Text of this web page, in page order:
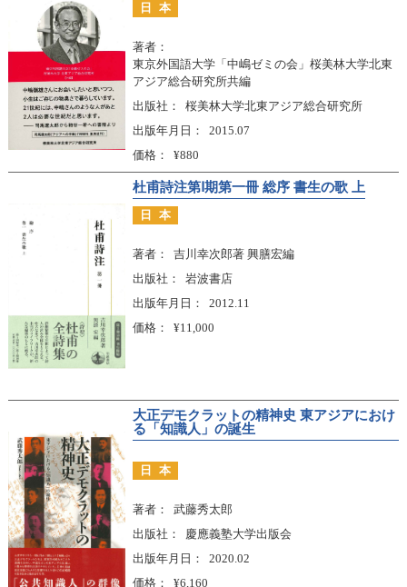
日本
著者
東京外国語大学「中嶋ゼミの会」桜美林大学北東
アジア総合研究所共編
出版社
桜美林大学北東アジア総合研究所
出版年月日
2015.07
価格
¥880
杜甫詩注第Ⅰ期第一冊 総序 書生の歌 上
日本
著者
吉川幸次郎著 興膳宏編
出版社
岩波書店
出版年月日
2012.11
価格
¥11,000
大正デモクラットの精神史 東アジアにおけ
る「知識人」の誕生
日本
著者
武藤秀太郎
出版社
慶應義塾大学出版会
出版年月日
2020.02
価格
¥6,160